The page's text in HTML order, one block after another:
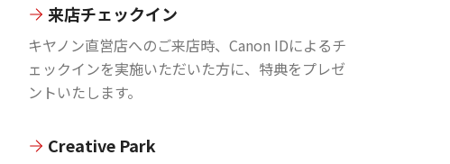
来店チェックイン
キヤノン直営店へのご来店時、Canon IDによるチ
ェックインを実施いただいた方に、特典をプレゼ
ントいたします。
Creative Park